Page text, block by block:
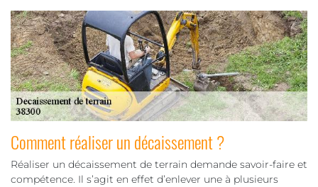
Comment réaliser un décaissement ?
Réaliser un décaissement de terrain demande savoir-faire et
compétence. Il s’agit en effet d’enlever une à plusieurs